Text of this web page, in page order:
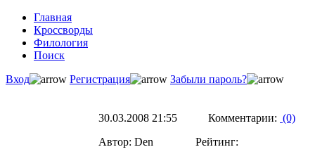
Главная
Кроссворды
Филология
Поиск
Вход
Регистрация Забыли пароль?
30.03.2008 21:55 Комментарии: (0)
Автор: Den Рейтинг: